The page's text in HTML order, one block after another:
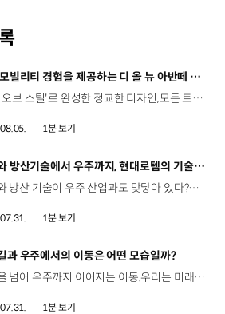
]
최신 모빌리티 경험을 제공하는 디 올 뉴 아반떼 계약 개시
'아트 오브 스틸'로 완성한 정교한 디자인,모든 트림에 적용된 플레오스 커넥트와 최신 안전·편의 사양까지. 차급 이상의 가치를 담은디 올 뉴 아반떼가 계약을 시작했습니다. #현대자동차 #디올뉴아반떼 #아반떼 #플레오스커넥트 #GleoAI #준중형세단 #세단
1분 보기
]
열차와 방산기술에서 우주까지, 현대로템의 기술 확장
열차와 방산 기술이 우주 산업과도 맞닿아 있다?항공 우주 분야에도 발을 담고 있는 현대로템 현대진행형 팟캐스트 EP.20에서 확인하세요.📻 #현대자동차그룹 #현대진행형 #모빌리티팟캐스트 #현대로템 #하늘길 #스카이모빌리티 #우주 #우주항공 #자율주행 #모빌리티
1분 보기
]
과 우주에서의 이동은 어떤 모습일까?
하늘을 넘어 우주까지 이어지는 이동.우리는 미래 모빌리티를 어떤 모습으로 상상해볼 수 있을까요? 현대진행형 팟캐스트 EP.20에서 확인하세요.📻 #현대자동차그룹 #현대진행형 #모빌리티팟캐스트 #하늘길 #스카이모빌리티 #우주 #우주항공 #자율주행 #모빌리티
1분 보기